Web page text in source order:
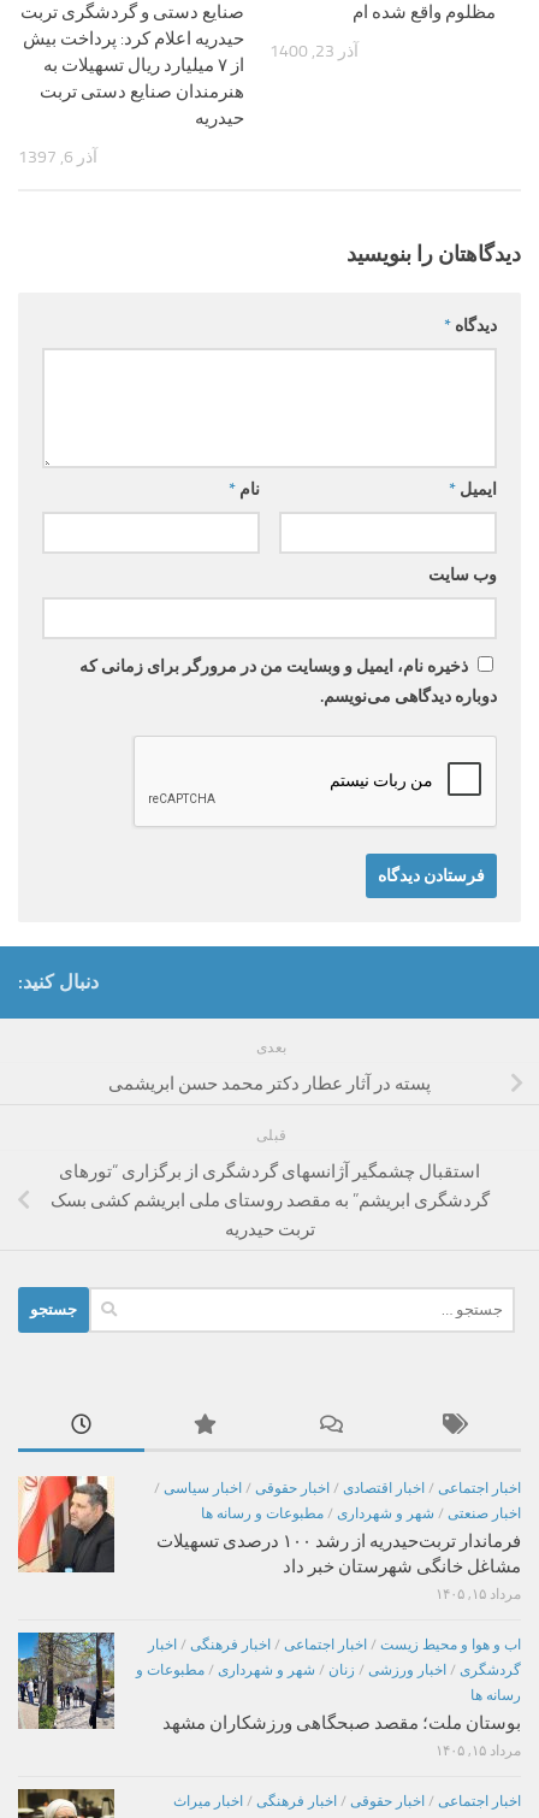
صنایع دستی و گردشگری تربت
حیدریه اعلام کرد: پرداخت بیش
از ۷ میلیارد ریال تسهیلات به
هنرمندان صنایع دستی تربت
حیدریه
آذر 6, 1397
مظلوم واقع شده ام
آذر 23, 1400
دیدگاهتان را بنویسید
دیدگاه *
نام * ایمیل *
وب‌ سایت
ذخیره نام، ایمیل و وبسایت من در مرورگر برای زمانی که
دوباره دیدگاهی می‌نویسم.
دنبال کنید:
بعدی
پسته در آثار عطار دکتر محمد حسن ابریشمی
قبلی
استقبال چشمگیر آژانسهای گردشگری از برگزاری “تورهای
گردشگری ابریشم” به مقصد روستای ملی ابریشم کشی بسک
تربت حیدریه
برای:
اخبار اجتماعی / اخبار اقتصادی / اخبار حقوقی / اخبار سیاسی /
اخبار صنعتی / شهر و شهرداری / مطبوعات و رسانه ها
فرماندار تربت‌حیدریه از رشد ۱۰۰ درصدی تسهیلات
مشاغل خانگی شهرستان خبر داد
مرداد ۱۵, ۱۴۰۵
اب و هوا و محیط زیست / اخبار اجتماعی / اخبار فرهنگی / اخبار
گردشگری / اخبار ورزشی / زنان / شهر و شهرداری / مطبوعات و
رسانه ها
بوستان ملت؛ مقصد صبحگاهی ورزشکاران مشهد
مرداد ۱۵, ۱۴۰۵
اخبار اجتماعی / اخبار حقوقی / اخبار فرهنگی / اخبار میراث